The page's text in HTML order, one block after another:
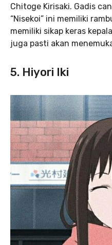
Chitoge Kirisaki. Gadis
“Nisekoi” ini memiliki
memiliki sikap keras
juga pasti akan
5. Hiyori Iki